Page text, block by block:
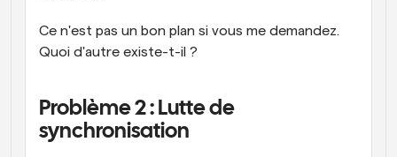
Ce n'est pas un bon plan si vous me demandez.
Quoi d'autre existe-t-il ?
Problème 2 : Lutte de
synchronisation